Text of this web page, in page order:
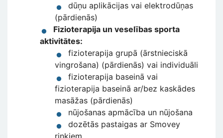
dūņu aplikācijas vai elektrodūņas
(pārdienās)
Fizioterapija un veselības sporta
aktivitātes:
fizioterapija grupā (ārstnieciskā
vingrošana) (pārdienās) vai individuāli
fizioterapija baseinā vai
fizioterapija baseinā ar/bez kaskādes
masāžas (pārdienās)
nūjošanas apmācība un nūjošana
dozētās pastaigas ar Smovey